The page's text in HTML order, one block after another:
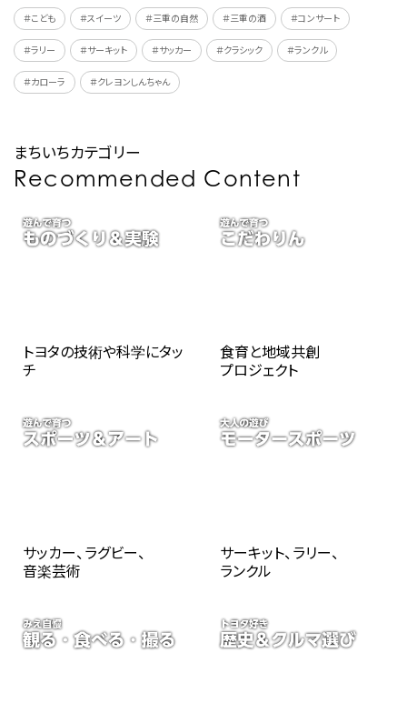
＃こども ＃スイーツ ＃三重の自然 ＃三重の酒 ＃コンサート
＃ラリー ＃サーキット ＃サッカー ＃クラシック ＃ランクル
＃カローラ ＃クレヨンしんちゃん
まちいちカテゴリー
Recommended Content
トヨタの技術や科学にタッ
チ
食育と地域共創
プロジェクト
サッカー、ラグビー、
音楽芸術
サーキット、ラリー、
ランクル